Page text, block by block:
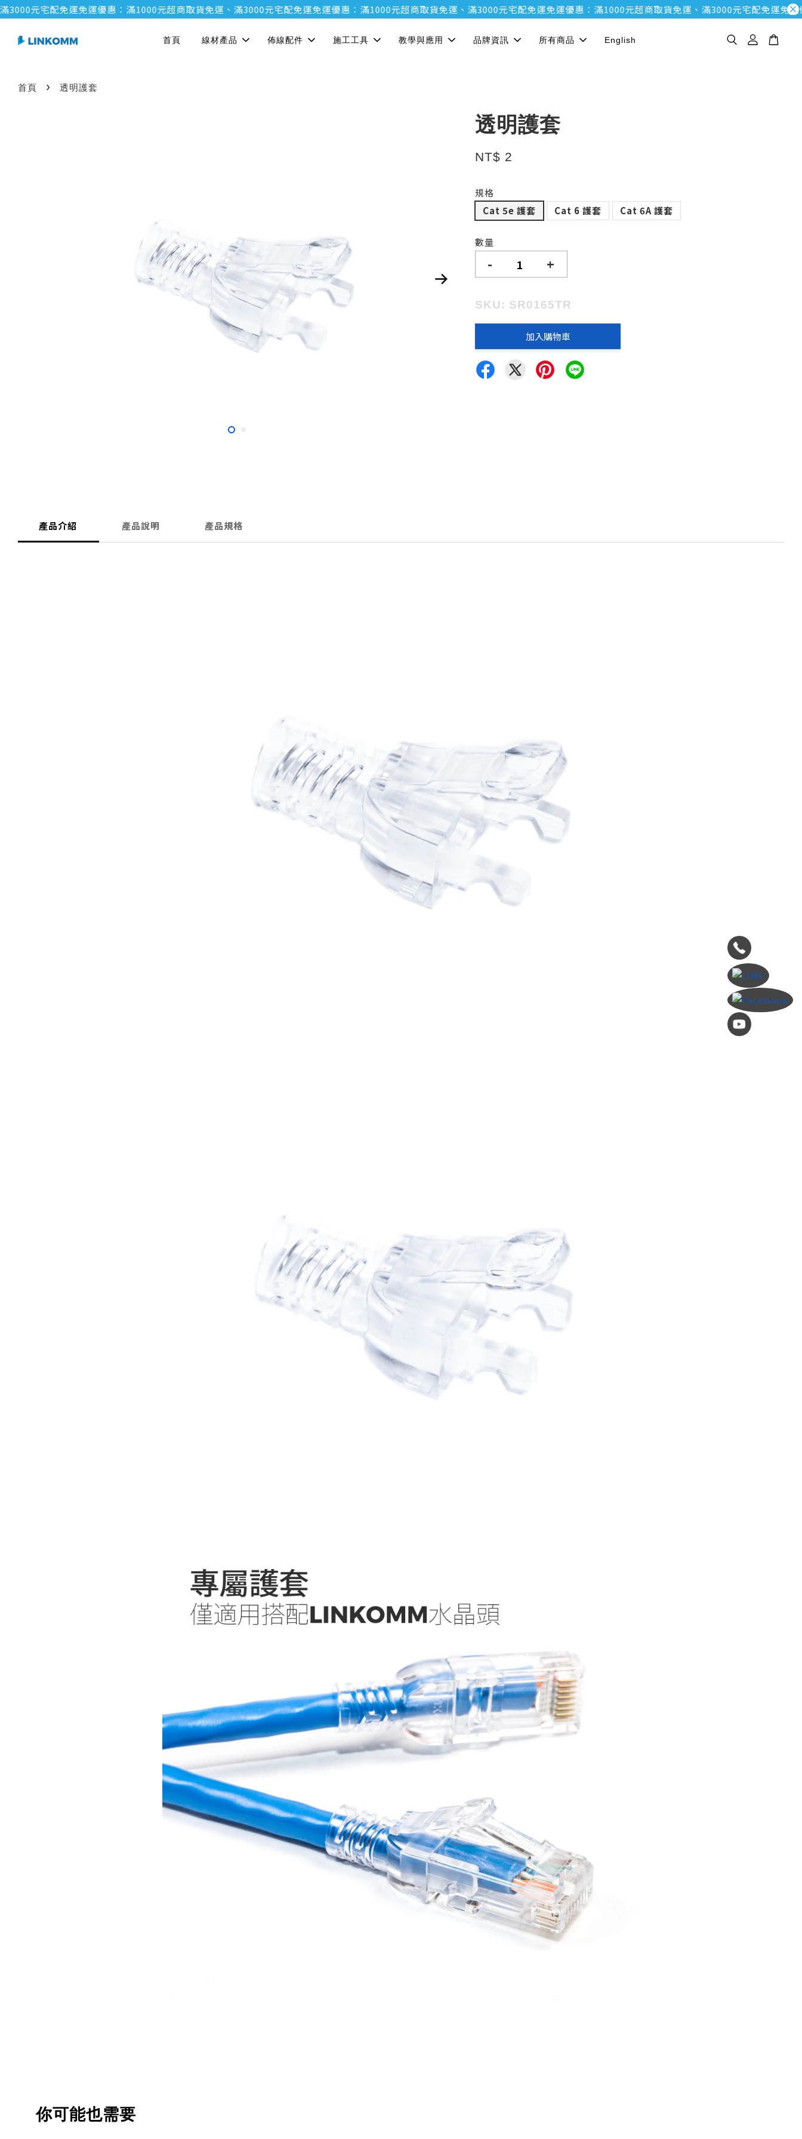
元宅配免運免運優惠：滿1000元超商取貨免運、滿3000元宅配免運免運優惠：滿1000元超商取貨免運、滿3000元宅配免運免運優惠：滿1000元超商取貨免運、滿3000元宅配免運免運優惠
首頁 線材產品 佈線配件 施工工具 教學與應用 品牌資訊 所有商品 English
首頁 › 透明護套
透明護套
NT$ 2
規格
Cat 5e 護套
Cat 6 護套 Cat 6A 護套
數量
- +
SKU: SR0165TR
加入購物車
產品介紹 產品說明 產品規格
你可能也需要